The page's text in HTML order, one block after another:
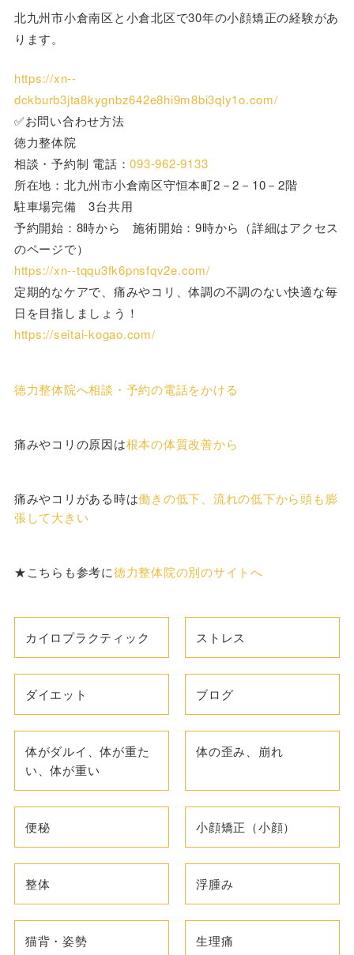
北九州市小倉南区と小倉北区で30年の小顔矯正の経験があ
ります。
https://xn--
dckburb3jta8kygnbz642e8hi9m8bi3qly1o.com/
✅お問い合わせ方法
徳力整体院
相談・予約制 電話：093-962-9133
所在地：北九州市小倉南区守恒本町2－2－10－2階
駐車場完備 3台共用
予約開始：8時から 施術開始：9時から（詳細はアクセス
のページで）
https://xn--tqqu3fk6pnsfqv2e.com/
定期的なケアで、痛みやコリ、体調の不調のない快適な毎
日を目指しましょう！
https://seitai-kogao.com/
徳力整体院へ相談・予約の電話をかける
痛みやコリの原因は根本の体質改善から
痛みやコリがある時は働きの低下、流れの低下から頭も膨
張して大きい
★こちらも参考に徳力整体院の別のサイトへ
カイロプラクティック ストレス
ダイエット ブログ
体がダルイ、体が重た
い、体が重い
体の歪み、崩れ
便秘 小顔矯正（小顔）
整体 浮腫み
猫背・姿勢 生理痛